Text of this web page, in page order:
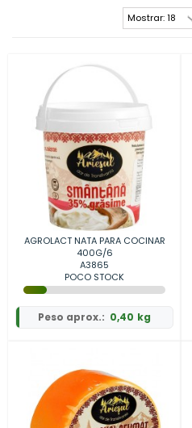
AGROLACT NATA PARA COCINAR
400G/6
A3865
POCO STOCK
Peso aprox.: 0,40 kg